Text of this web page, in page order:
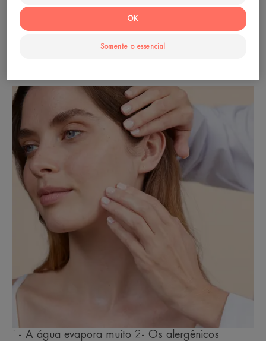
atópico. Fora desses períodos, a pele fica
desconfortável e desidratada.
1- A água evapora muito 2- Os alergênicos
Somente o essencial
OK